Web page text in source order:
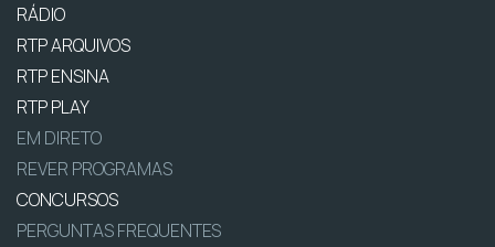
RÁDIO
RTP ARQUIVOS
RTP ENSINA
RTP PLAY
EM DIRETO
REVER PROGRAMAS
CONCURSOS
PERGUNTAS FREQUENTES